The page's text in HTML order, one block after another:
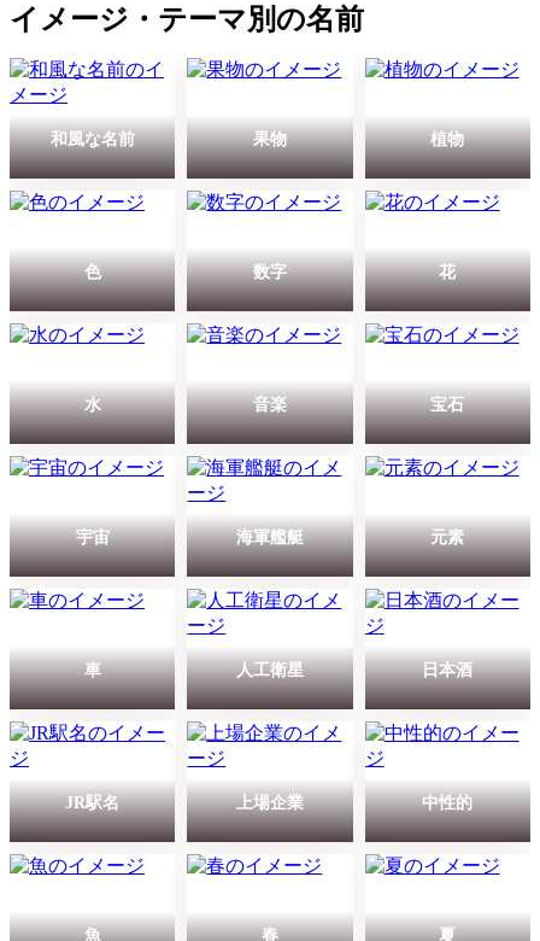
イメージ・テーマ別の名前
和風な名前 果物 植物
色 数字 花
水 音楽 宝石
宇宙 海軍艦艇 元素
車 人工衛星 日本酒
JR駅名 上場企業 中性的
魚 春 夏